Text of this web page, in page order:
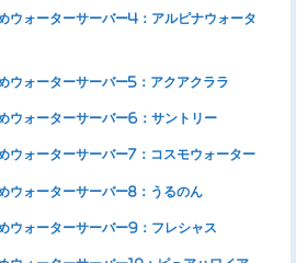
ウォーターサーバー4：アルピナウォータ
ウォーターサーバー5：アクアクララ
ウォーターサーバー6：サントリー
ウォーターサーバー7：コスモウォーター
ウォーターサーバー8：うるのん
ウォーターサーバー9：フレシャス